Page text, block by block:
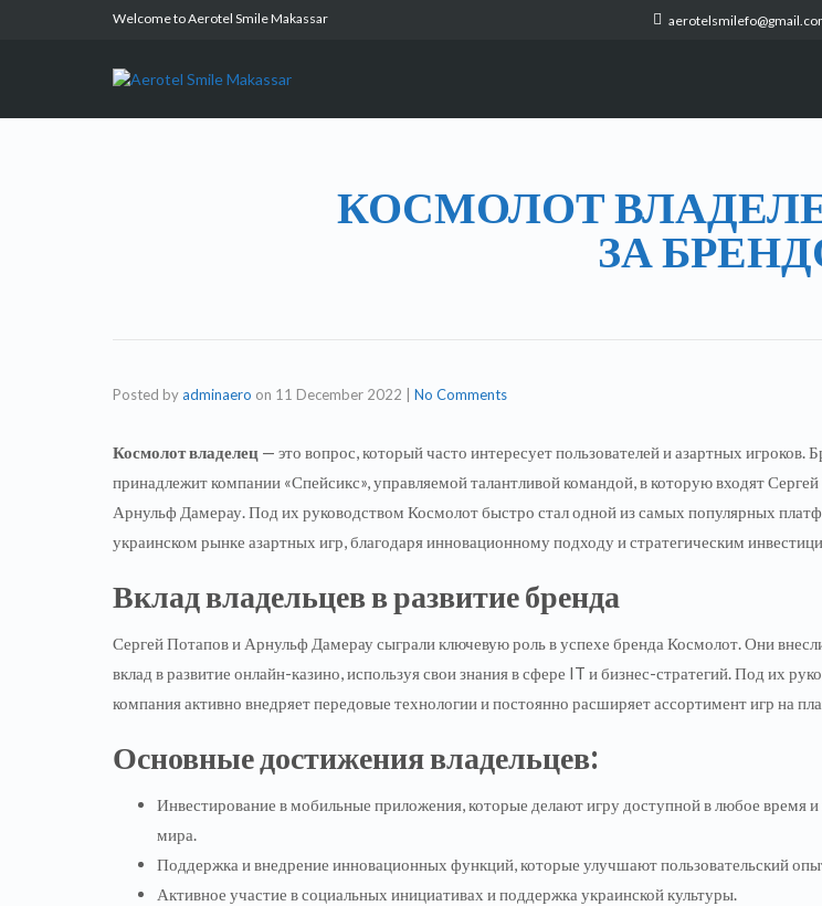
Welcome to Aerotel Smile Makassar
КОСМОЛОТ
ЗА
Posted byadminaero on 11 December 2022 No Comments
Космолот владелец — это вопрос, который часто интересует пользователей и азартных игроков.
принадлежит компании «Спейсикс», управляемой талантливой командой, в которую входят
Арнульф Дамерау. Под их руководством Космолот быстро стал одной из самых популярных
украинском рынке азартных игр, благодаря инновационному подходу и стратегическим
Вклад владельцев в развитие бренда
Сергей Потапов и Арнульф Дамерау сыграли ключевую роль в успехе бренда Космолот. Они
вклад в развитие онлайн-казино, используя свои знания в сфере IT и бизнес-стратегий. Под их
компания активно внедряет передовые технологии и постоянно расширяет ассортимент игр на
Основные достижения владельцев:
Инвестирование в мобильные приложения, которые делают игру доступной в любое время
мира.
Поддержка и внедрение инновационных функций, которые улучшают пользовательский
Активное участие в социальных инициативах и поддержка украинской культуры.